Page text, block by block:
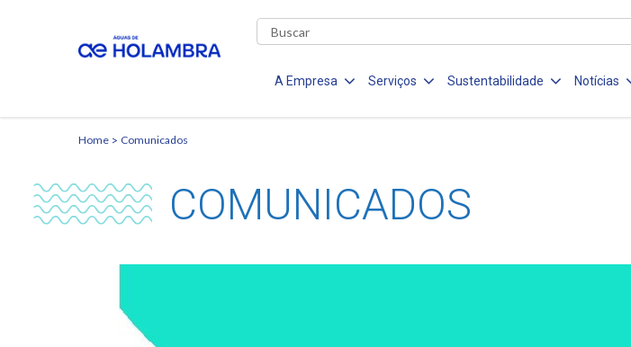
A Empresa Serviços Sustentabilidade Notícias
Home Comunicados
COMUNICADOS